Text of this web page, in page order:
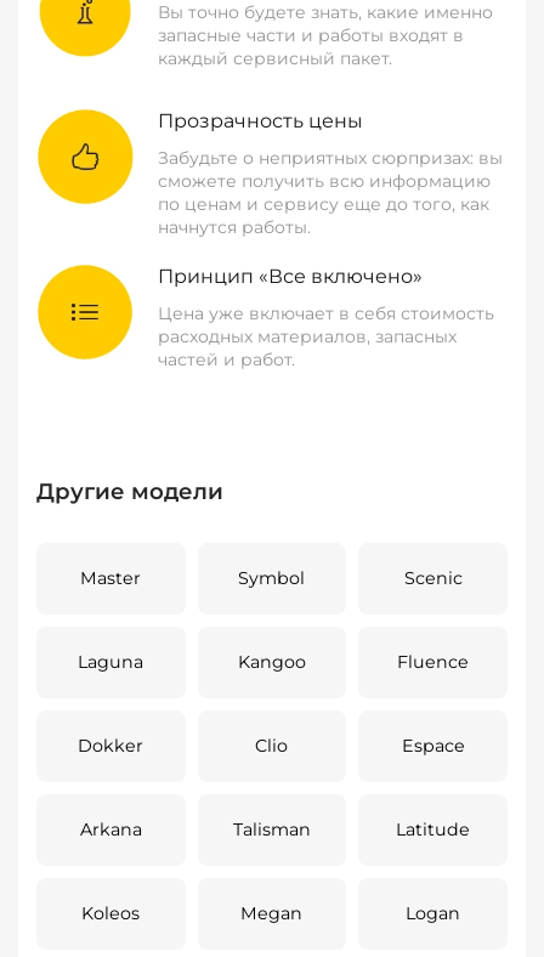
Вы точно будете знать, какие именно
запасные части и работы входят в
каждый сервисный пакет.
Прозрачность цены
Забудьте о неприятных сюрпризах: вы
сможете получить всю информацию
по ценам и сервису еще до того, как
начнутся работы.
Принцип «Все включено»
Цена уже включает в себя стоимость
расходных материалов, запасных
частей и работ.
Другие модели
Master Symbol Scenic
Laguna Kangoo Fluence
Dokker Clio Espace
Arkana Talisman Latitude
Koleos Megan Logan